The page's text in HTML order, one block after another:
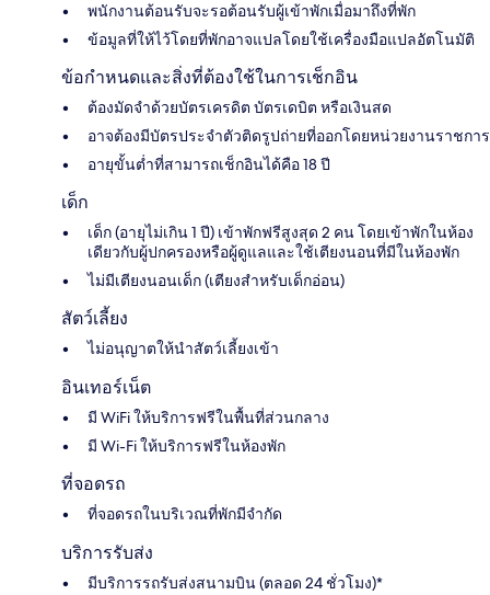
พนักงานต้อนรับจะรอต้อนรับผู้เข้าพักเมื่อมาถึงที่พัก
ข้อมูลที่ให้ไว้โดยที่พักอาจแปลโดยใช้เครื่องมือแปลอัตโนมัติ
ข้อกำหนดและสิ่งที่ต้องใช้ในการเช็กอิน
ต้องมัดจำด้วยบัตรเครดิต บัตรเดบิต หรือเงินสด
อาจต้องมีบัตรประจำตัวติดรูปถ่ายที่ออกโดยหน่วยงานราชการ
อายุขั้นต่ำที่สามารถเช็กอินได้คือ 18 ปี
เด็ก
เด็ก (อายุไม่เกิน 1 ปี) เข้าพักฟรีสูงสุด 2 คน โดยเข้าพักในห้อง
เดียวกับผู้ปกครองหรือผู้ดูแลและใช้เตียงนอนที่มีในห้องพัก
ไม่มีเตียงนอนเด็ก (เตียงสำหรับเด็กอ่อน)
สัตว์เลี้ยง
ไม่อนุญาตให้นำสัตว์เลี้ยงเข้า
อินเทอร์เน็ต
มี WiFi ให้บริการฟรีในพื้นที่ส่วนกลาง
มี Wi-Fi ให้บริการฟรีในห้องพัก
ที่จอดรถ
ที่จอดรถในบริเวณที่พักมีจำกัด
บริการรับส่ง
มีบริการรถรับส่งสนามบิน (ตลอด 24 ชั่วโมง)*